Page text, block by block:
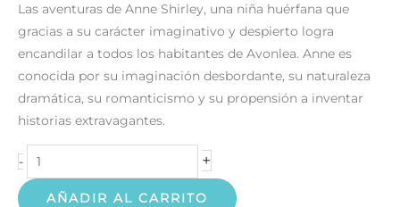
Las aventuras de Anne Shirley, una niña huérfana que
gracias a su carácter imaginativo y despierto logra
encandilar a todos los habitantes de Avonlea. Anne es
conocida por su imaginación desbordante, su naturaleza
dramática, su romanticismo y su propensión a inventar
historias extravagantes.
- +
AÑADIR AL CARRITO